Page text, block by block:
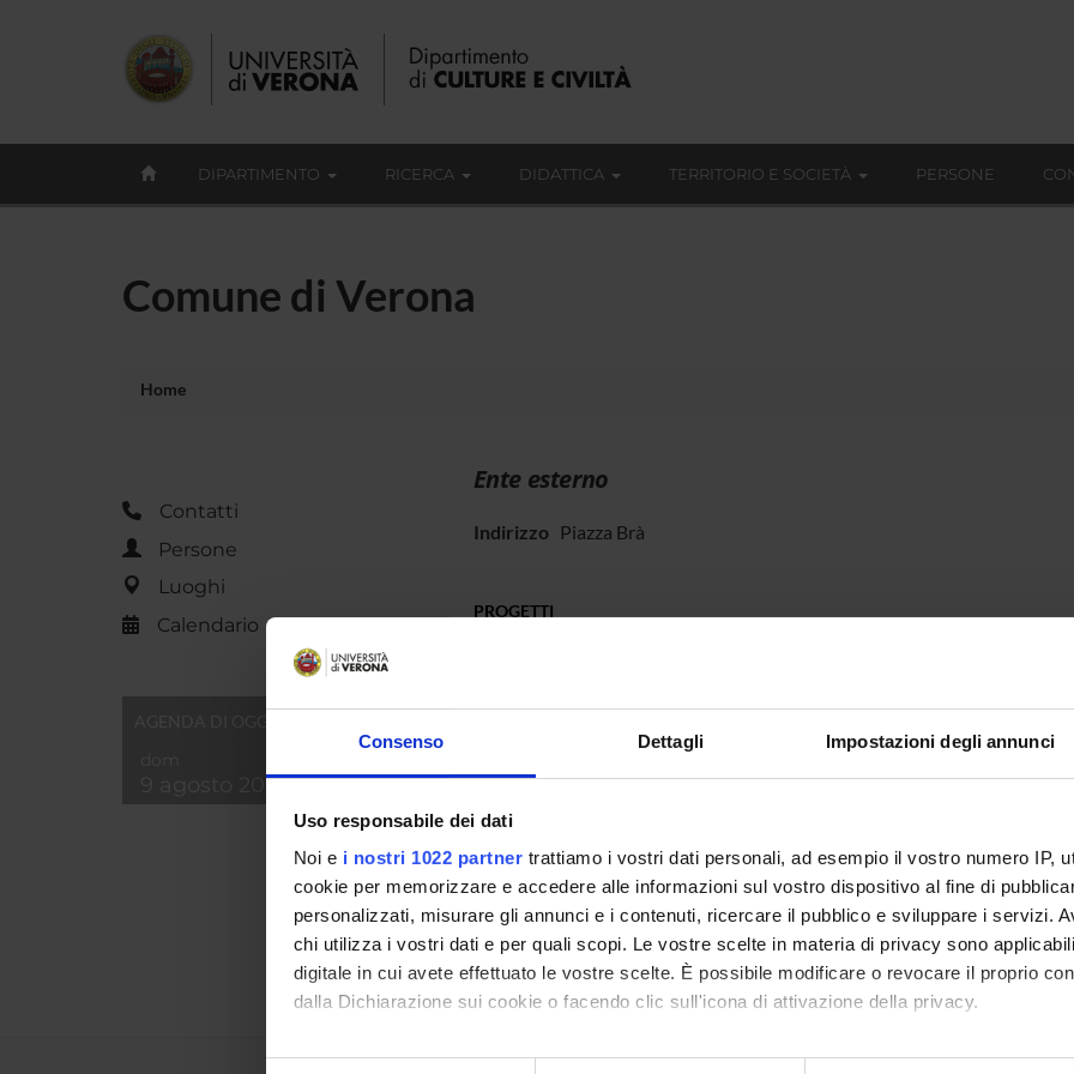
Consenso Dettagli Impostazioni degli annunci
Uso responsabile dei dati
Noi e i nostri 1022 partner trattiamo i vostri dati personali, ad esempio il vostro numero IP,
cookie per memorizzare e accedere alle informazioni sul vostro dispositivo al fine di
personalizzati, misurare gli annunci e i contenuti, ricercare il pubblico e sviluppare i servizi.
chi utilizza i vostri dati e per quali scopi. Le vostre scelte in materia di privacy sono
digitale in cui avete effettuato le vostre scelte. È possibile modificare o revocare il proprio
dalla Dichiarazione sui cookie o facendo clic sull'icona di attivazione della privacy.
Con il tuo consenso, vorremmo anche:
DIPARTIMENTO RICERCA DIDATTICA TERRITORIO E SOCIETÀ PERSONE
Comune di Verona
Home
Contatti
Persone
Luoghi
Calendario
9 agosto 2026
Ente esterno
IndirizzoPiazza Brà
PROGETTI
"I gemellaggi di Verona. 1952.2002" Francesco Vecchiato
Angelo Messedaglia e il suo tempo Giovanni Zalin, Sergio Noto,
NUMERO FINANZIAMENTI
ANNO
NUMERO
2002 1
2001 1